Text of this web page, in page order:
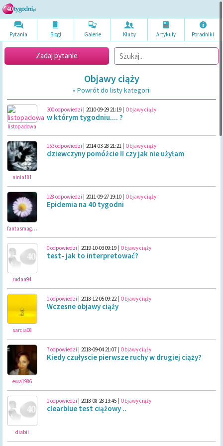
Pytania Blogi Galerie Kluby Artykuły Poradniki
Zadaj pytanie
Objawy ciąży
« Powrót do listy kategorii
listopadowa
300 odpowiedzi 2010-09-29 21:19 Objawy ciąży
w którym tygodniu.... ?
ninia181
153 odpowiedzi 2014-03-28 21:21 Objawy ciąży
dziewczyny pomóżcie !! czy jak nie użyłam
fantasmagoria
128 odpowiedzi 2011-09-27 19:10 Objawy ciąży
Epidemia na 40 tygodni
rudaa94
0 odpowiedzi | 2019-10-03 09:19 | Objawy ciąży
test- jak to interpretować?
sarcia08
1 odpowiedzi 2018-12-05 09:22 Objawy ciąży
Wczesne objawy ciąży
ewa1986
7 odpowiedzi 2018-09-04 21:07 Objawy ciąży
Kiedy czułyscie pierwsze ruchy w drugiej ciąży?
diabii
1 odpowiedzi | 2018-08-28 13:45 | Objawy ciąży
clearblue test ciążowy ..